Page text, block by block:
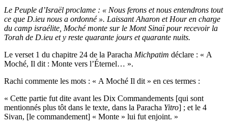
Le Peuple d’Israël proclame : « Nous ferons et nous entendrons tout
ce que D.ieu nous a ordonné ». Laissant Aharon et Hour en charge
du camp israélite, Moché monte sur le Mont Sinaï pour recevoir la
Torah de D.ieu et y reste quarante jours et quarante nuits.
Le verset 1 du chapitre 24 de la Paracha Michpatim déclare : « A
Moché, Il dit : Monte vers l’Éternel… ».
Rachi commente les mots : « A Moché Il dit » en ces termes :
« Cette partie fut dite avant les Dix Commandements [qui sont
mentionnés plus tôt dans le texte, dans la Paracha Yitro] ; et le 4
Sivan, [le commandement] « Monte » lui fut enjoint. »